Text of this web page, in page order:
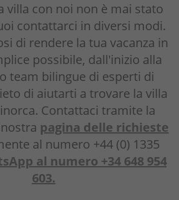
villa con noi non è mai stato
contattarci in diversi modi.
di rendere la tua vacanza in
possibile, dall'inizio alla
team bilingue di esperti di
di aiutarti a trovare la villa
Contattaci tramite la
pagina delle richieste
al numero +44 (0) 1335
al numero +34 648 954
603.